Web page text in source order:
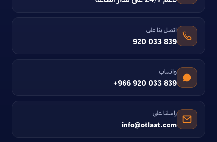
اتصل بنا على
920 033 839
واتساب
+966 920 033 839
راسلنا على
info@otlaat.com